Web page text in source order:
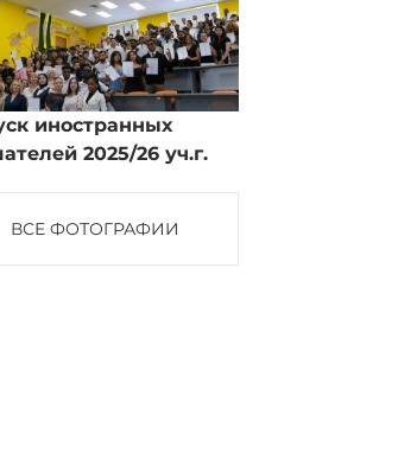
иностранных
2025/26 уч.г.
ВСЕ ФОТОГРАФИИ